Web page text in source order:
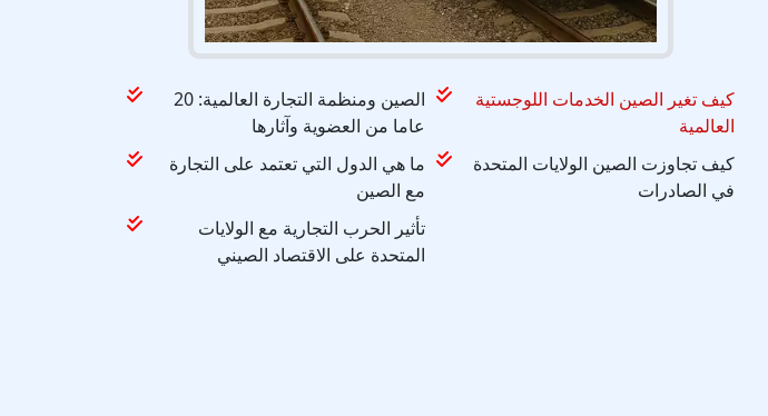
الصين ومنظمة التجارة العالمية: 20
عاما من العضوية وآثارها
كيف تغير الصين الخدمات اللوجستية
العالمية
ما هي الدول التي تعتمد على التجارة
مع الصين
كيف تجاوزت الصين الولايات المتحدة
في الصادرات
تأثير الحرب التجارية مع الولايات
المتحدة على الاقتصاد الصيني